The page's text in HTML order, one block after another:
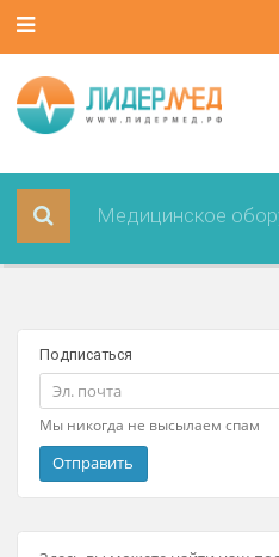
Подписаться
Мы никогда не высылаем спам